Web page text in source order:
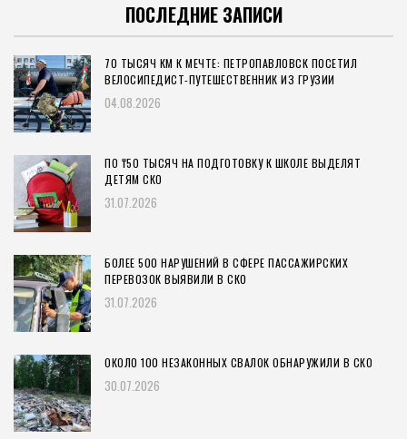
ПОСЛЕДНИЕ ЗАПИСИ
70 ТЫСЯЧ КМ К МЕЧТЕ: ПЕТРОПАВЛОВСК ПОСЕТИЛ
ВЕЛОСИПЕДИСТ-ПУТЕШЕСТВЕННИК ИЗ ГРУЗИИ
04.08.2026
ПО ₸50 ТЫСЯЧ НА ПОДГОТОВКУ К ШКОЛЕ ВЫДЕЛЯТ
ДЕТЯМ СКО
31.07.2026
БОЛЕЕ 500 НАРУШЕНИЙ В СФЕРЕ ПАССАЖИРСКИХ
ПЕРЕВОЗОК ВЫЯВИЛИ В СКО
31.07.2026
ОКОЛО 100 НЕЗАКОННЫХ СВАЛОК ОБНАРУЖИЛИ В СКО
30.07.2026